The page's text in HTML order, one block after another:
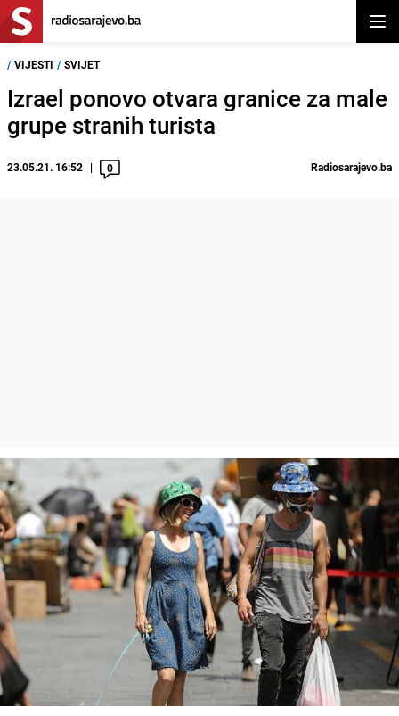
/ VIJESTI / SVIJET
Izrael ponovo otvara granice za male
grupe stranih turista
23.05.21. 16:52 0 Radiosarajevo.ba